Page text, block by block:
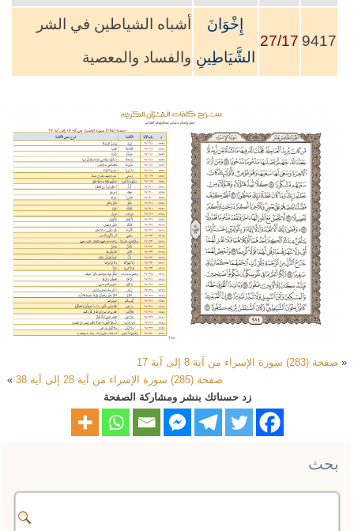
9417
27/17
إِخْوَانَ
الشَّيَاطِينِ
أشباه الشياطين في الشر
والفساد والمعصية
« صفحة (283) سورة الإسراء من آية 8 إلى آية 17
صفحة (285) سورة الإسراء من آية 28 إلى آية 38
»
زد حسناتك بنشر ومشاركة الصفحة
بحث